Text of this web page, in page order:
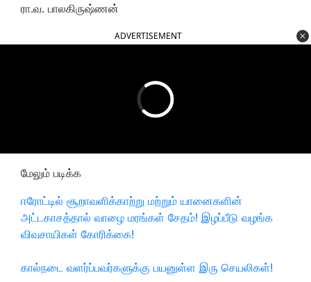
ரா.வ. பாலகிருஷ்ணன்
ADVERTISEMENT
மேலும் படிக்க
ஈரோட்டில் சூறாவளிக்காற்று மற்றும் யானைகளின்
அட்டகாசத்தால் வாழை மரங்கள் சேதம்! இழப்பீடு வழங்க
விவசாயிகள் கோரிக்கை!
கால்நடை வளர்ப்பவர்களுக்கு பயனுள்ள இரு செயலிகள்!